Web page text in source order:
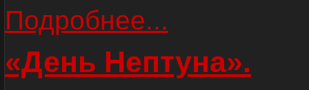
Подробнее...
«День Нептуна».